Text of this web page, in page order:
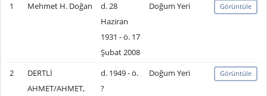
1
Mehmet H. Doğan
d. 28
Haziran
1931 - ö. 17
Şubat 2008
Doğum Yeri Görüntüle
2
DERTLİ
AHMET/AHMET,
d. 1949 - ö.
?
Doğum Yeri Görüntüle